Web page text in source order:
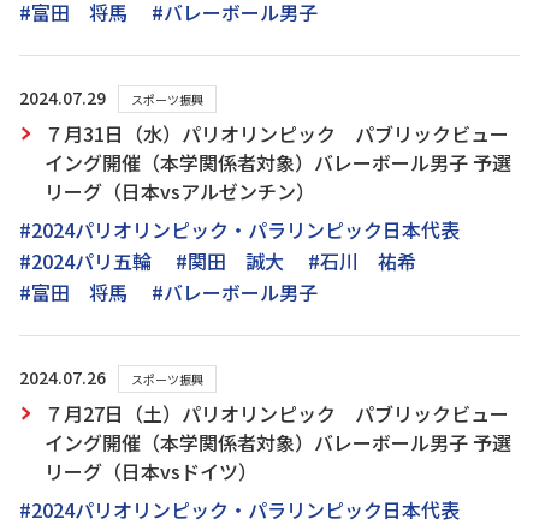
#富田 将馬
#バレーボール男子
2024.07.29 スポーツ振興
７月31日（水）パリオリンピック パブリックビュー
イング開催（本学関係者対象）バレーボール男子 予選
リーグ（日本vsアルゼンチン）
#2024パリオリンピック・パラリンピック日本代表
#2024パリ五輪
#関田 誠大
#石川 祐希
#富田 将馬
#バレーボール男子
2024.07.26 スポーツ振興
７月27日（土）パリオリンピック パブリックビュー
イング開催（本学関係者対象）バレーボール男子 予選
リーグ（日本vsドイツ）
#2024パリオリンピック・パラリンピック日本代表